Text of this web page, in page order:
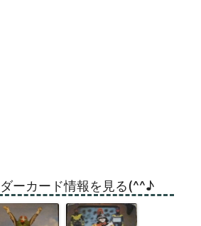
ーカード情報を見る(^^♪